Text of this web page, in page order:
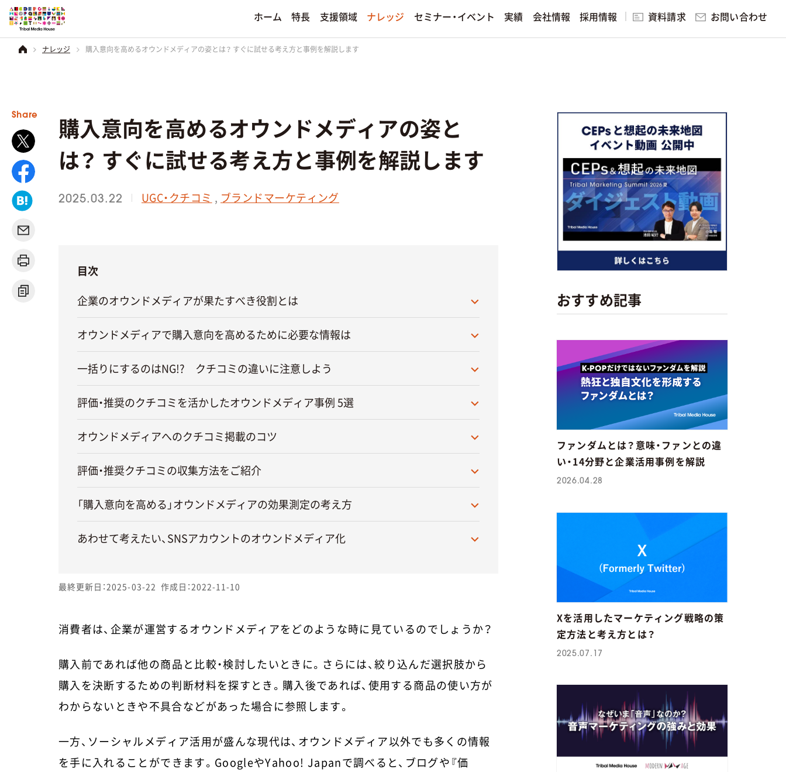
ホーム 特長 支援領域 ナレッジ セミナー・イベント 実績 会社情報 採用情報 資料請求 お問い合わせ
得意分野 飲料・アルコール
電化製品
日用雑貨品
アパレル
熱狂ブランドマーケティング
ファンダムマーケティング
エンターテインメントマーケティング
サービス
を見る
実践的マーケティング研修・講演
無料マーケティング学習サービ
ス
無料マーケティング学習サービス「MAR
会社情報
ナレッジ 購入意向を高めるオウンドメディアの姿とは？ すぐに試せる考え方と事例を解説します
購入意向を高めるオウンドメディアの姿と
は？ すぐに試せる考え方と事例を解説します
2025.03.22 UGC・クチコミ , ブランドマーケティング
目次
企業のオウンドメディアが果たすべき役割とは
オウンドメディアで購入意向を高めるために必要な情報は
一括りにするのはNG!? クチコミの違いに注意しよう
評価・推奨のクチコミを活かしたオウンドメディア事例 5選
オウンドメディアへのクチコミ掲載のコツ
評価・推奨クチコミの収集方法をご紹介
「購入意向を高める」オウンドメディアの効果測定の考え方
あわせて考えたい、SNSアカウントのオウンドメディア化
最終更新日：2025-03-22 作成日：2022-11-10
消費者は、企業が運営するオウンドメディアをどのような時に見ているのでしょうか？
購入前であれば他の商品と比較・検討したいときに。さらには、絞り込んだ選択肢から
購入を決断するための判断材料を探すとき。購入後であれば、使用する商品の使い方が
わからないときや不具合などがあった場合に参照します。
一方、ソーシャルメディア活用が盛んな現代は、オウンドメディア以外でも多くの情報
を手に入れることができます。GoogleやYahoo! Japanで調べると、ブログや『価
Share
おすすめ記事
ファンダムとは？意味・ファンとの違
い・14分野と企業活用事例を解説
2026.04.28
Xを活用したマーケティング戦略の策
定方法と考え方とは？
2025.07.17